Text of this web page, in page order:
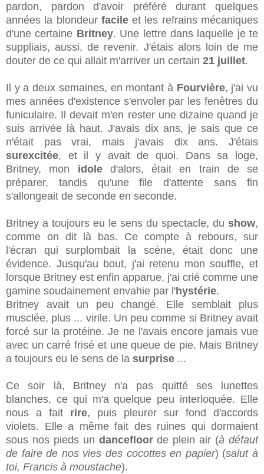
pardon, pardon d'avoir préféré durant quelques
années la blondeur facileet les refrains mécaniques
d'une certaine Britney. Une lettre dans laquelle je te
suppliais, aussi, de revenir. J'étais alors loin de me
douter de ce qui allait m'arriver un certain 21 juillet.
Il y a deux semaines, en montant à Fourvière, j'ai vu
mes années d'existence s'envoler par les fenêtres du
funiculaire. Il devait m'en rester une dizaine quand je
suis arrivée là haut. J'avais dix ans, je sais que ce
n'était pas vrai, mais j'avais dix ans. J'étais
surexcitée, et il y avait de quoi. Dans sa loge,
Britney, mon idoled'alors, était en train de se
préparer, tandis qu'une file d'attente sans fin
s'allongeait de seconde en seconde.
Britney a toujours eu le sens du spectacle, du show,
comme on dit là bas. Ce compte à rebours, sur
l'écran qui surplombait la scène, était donc une
évidence. Jusqu'au bout, j'ai retenu mon souffle, et
lorsque Britney est enfin apparue, j'ai crié comme une
gamine soudainement envahie par l'hystérie.
Britney avait un peu changé. Elle semblait plus
musclée, plus ... virile. Un peu comme si Britney avait
forcé sur la protéine. Je ne l'avais encore jamais vue
avec un carré frisé et une queue de pie. Mais Britney
a toujours eu le sens de la surprise ...
Ce soir là, Britney n'a pas quitté ses lunettes
blanches, ce qui m'a quelque peu interloquée. Elle
nous a fait rire, puis pleurer sur fond d'accords
violets. Elle a même fait des ruines qui dormaient
sous nos pieds un dancefloorde plein air (à défaut
de faire de nos vies des cocottes en papier) (salut à
toi, Francis à moustache).